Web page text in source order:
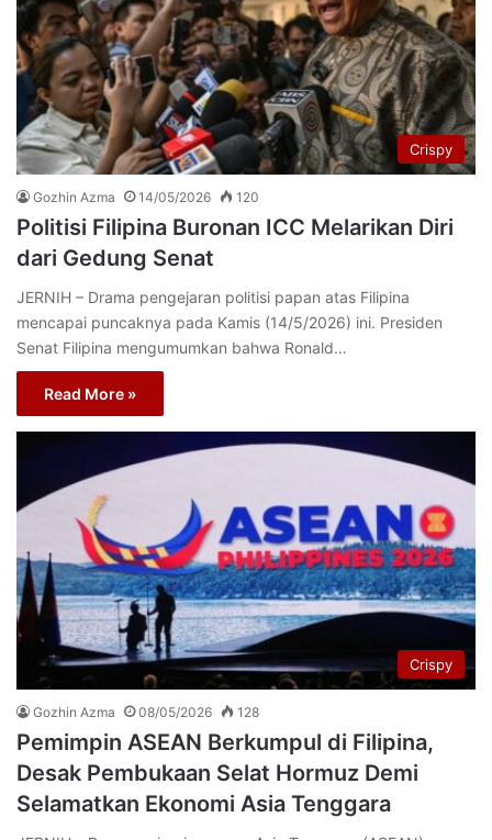
Crispy
Gozhin Azma 14/05/2026 120
Politisi Filipina Buronan ICC Melarikan Diri
dari Gedung Senat
JERNIH – Drama pengejaran politisi papan atas Filipina
mencapai puncaknya pada Kamis (14/5/2026) ini. Presiden
Senat Filipina mengumumkan bahwa Ronald…
Read More »
Crispy
Gozhin Azma 08/05/2026 128
Pemimpin ASEAN Berkumpul di Filipina,
Desak Pembukaan Selat Hormuz Demi
Selamatkan Ekonomi Asia Tenggara